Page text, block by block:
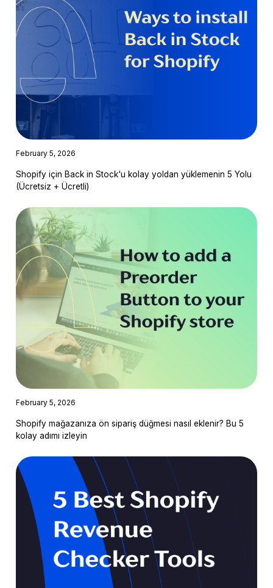
February 5, 2026
Shopify için Back in Stock'u kolay yoldan yüklemenin 5 Yolu
(Ücretsiz + Ücretli)
February 5, 2026
Shopify mağazanıza ön sipariş düğmesi nasıl eklenir? Bu 5
kolay adımı izleyin